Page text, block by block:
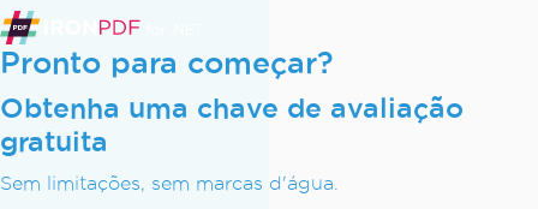
Pronto para começar?
Obtenha uma chave de avaliação
gratuita
Sem limitações, sem marcas d'água.